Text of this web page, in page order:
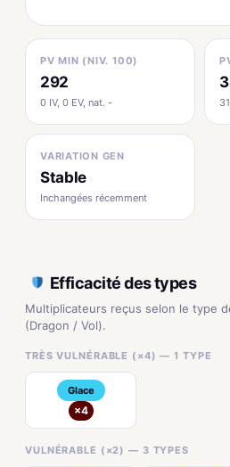
PV MIN (NIV. 100)
292
0 IV, 0 EV, nat. -
VARIATION GEN
Stable
Inchangées récemment
Efficacité des types
Multiplicateurs reçus selon le type
(Dragon / Vol).
TRÈS VULNÉRABLE (×4) — 1 TYPE
Glace
×4
VULNÉRABLE (×2) — 3 TYPES